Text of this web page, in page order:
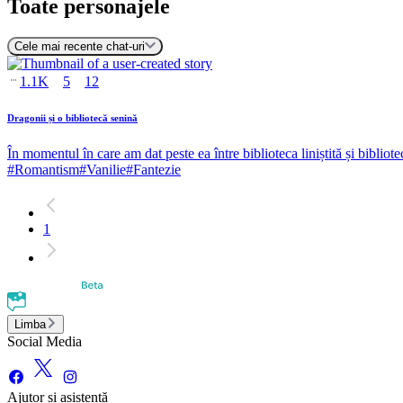
Toate personajele
Cele mai recente chat-uri
1.1K 5 12
Dragonii și o bibliotecă senină
În momentul în care am dat peste ea între biblioteca liniștită și
#Romantism#Vanilie#Fantezie
1
Limba
Social Media
Ajutor și asistență